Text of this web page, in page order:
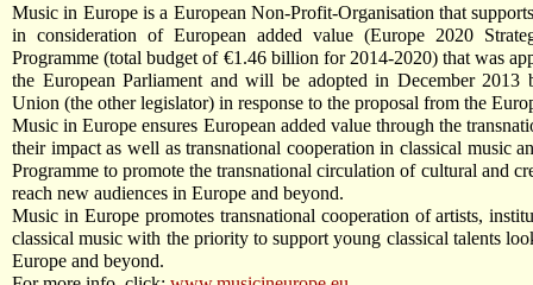
Music in Europe is a European Non-Profit-Organisation that
in consideration of European added value (Europe 2020
Programme (total budget of €1.46 billion for 2014-2020) that was
the European Parliament and will be adopted in December
Union (the other legislator) in response to the proposal from the
Music in Europe ensures European added value through the
their impact as well as transnational cooperation in classical music
Programme to promote the transnational circulation of cultural and
reach new audiences in Europe and beyond.
Music in Europe promotes transnational cooperation of artists,
classical music with the priority to support young classical talents
Europe and beyond.